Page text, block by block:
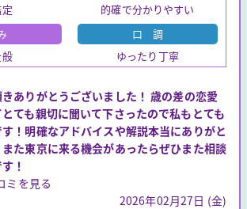
的確で分かりやすい
口 調
ゆったり丁寧
ありがとうございました！ 歳の差の恋愛
ても親切に聞いて下さったので私もとても
！明確なアドバイスや解説本当にありがと
た東京に来る機会があったらぜひまた相談
！
ミを見る
2026年02月27日 (金)